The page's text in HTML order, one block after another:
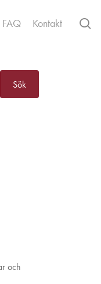
FAQ Kontakt
Sök
och